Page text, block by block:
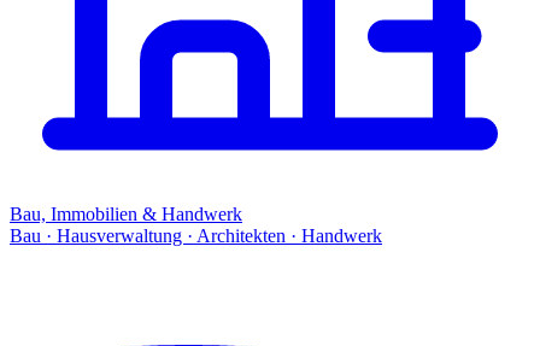
Bau, Immobilien & Handwerk
Bau · Hausverwaltung · Architekten · Handwerk